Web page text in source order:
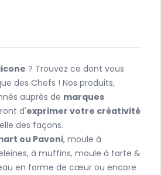
? Trouvez ce dont vous
des Chefs ! Nos produits,
auprès de marques
d'exprimer votre créativité
des façons.
ou Pavoni, moule à
à muffins, moule à tarte &
en forme de cœur ou encore